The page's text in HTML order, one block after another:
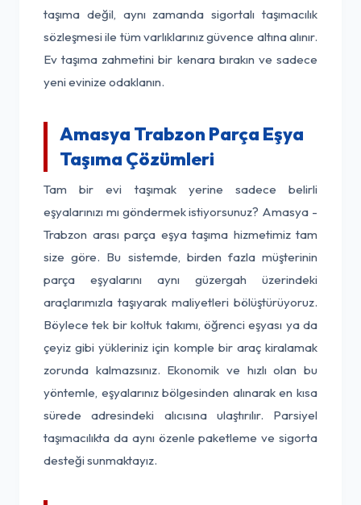
taşıma değil, aynı zamanda sigortalı taşımacılık
sözleşmesi ile tüm varlıklarınız güvence altına alınır.
Ev taşıma zahmetini bir kenara bırakın ve sadece
yeni evinize odaklanın.
Amasya Trabzon Parça Eşya
Taşıma Çözümleri
Tam bir evi taşımak yerine sadece belirli
eşyalarınızı mı göndermek istiyorsunuz? Amasya -
Trabzon arası parça eşya taşıma hizmetimiz tam
size göre. Bu sistemde, birden fazla müşterinin
parça eşyalarını aynı güzergah üzerindeki
araçlarımızla taşıyarak maliyetleri bölüştürüyoruz.
Böylece tek bir koltuk takımı, öğrenci eşyası ya da
çeyiz gibi yükleriniz için komple bir araç kiralamak
zorunda kalmazsınız. Ekonomik ve hızlı olan bu
yöntemle, eşyalarınız bölgesinden alınarak en kısa
sürede adresindeki alıcısına ulaştırılır. Parsiyel
taşımacılıkta da aynı özenle paketleme ve sigorta
desteği sunmaktayız.